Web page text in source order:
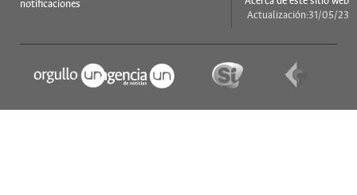
notificaciones
Actualización:31/05/23